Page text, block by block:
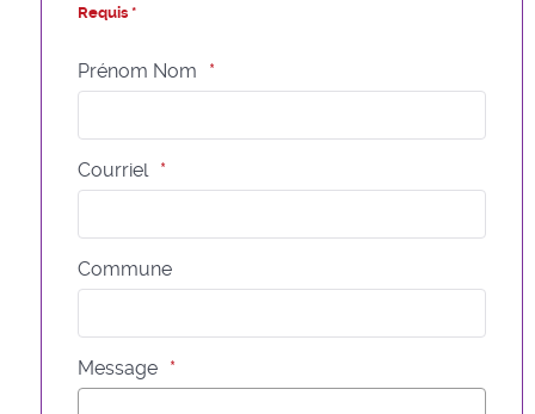
Requis *
Prénom Nom
Courriel
Commune
Message